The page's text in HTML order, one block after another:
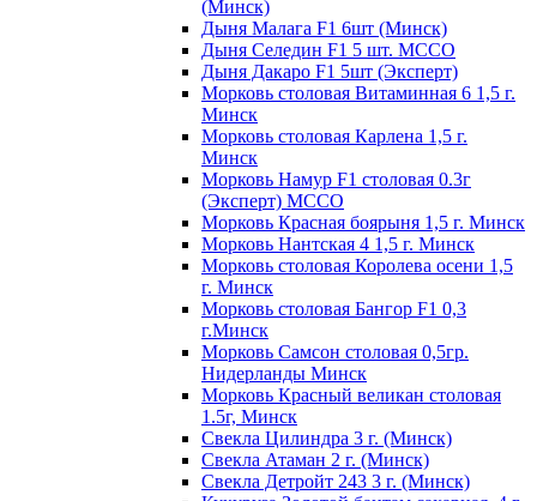
(Минск)
Дыня Малага F1 6шт (Минск)
Дыня Селедин F1 5 шт. МССО
Дыня Дакаро F1 5шт (Эксперт)
Морковь столовая Витаминная 6 1,5 г.
Минск
Морковь столовая Карлена 1,5 г.
Минск
Морковь Намур F1 столовая 0.3г
(Эксперт) МССО
Морковь Красная боярыня 1,5 г. Минск
Морковь Нантская 4 1,5 г. Минск
Морковь столовая Королева осени 1,5
г. Минск
Морковь столовая Бангор F1 0,3
г.Минск
Морковь Самсон столовая 0,5гр.
Нидерланды Минск
Морковь Красный великан столовая
1.5г, Минск
Свекла Цилиндра 3 г. (Минск)
Свекла Атаман 2 г. (Минск)
Свекла Детройт 243 3 г. (Минск)